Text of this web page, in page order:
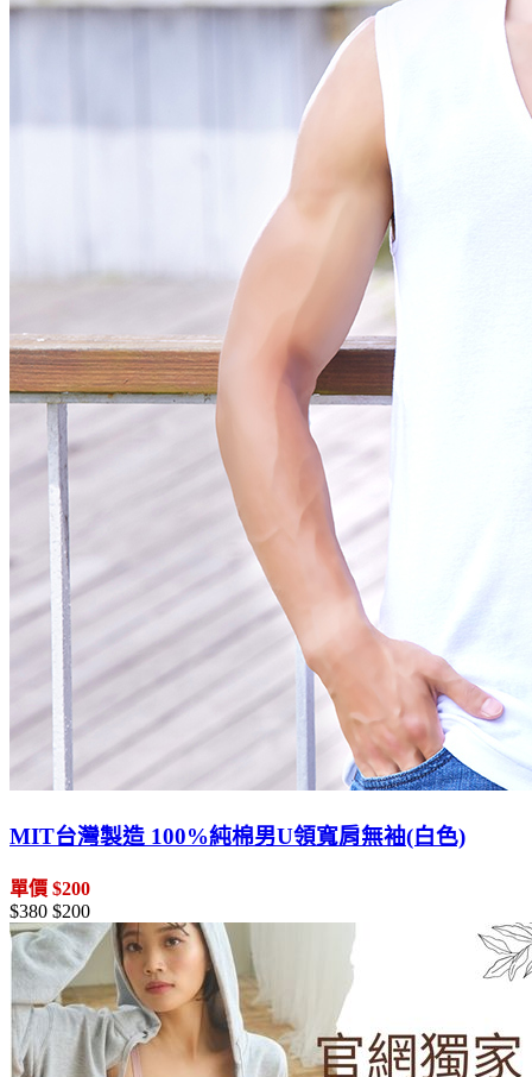
MIT台灣製造 100%純棉男U領寬肩無袖(白色)
單價 $200
$380 $200